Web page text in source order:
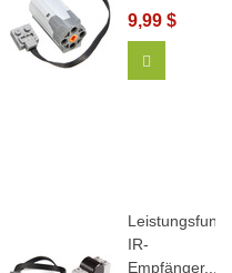
9,99 $
IR-
Empfänger...